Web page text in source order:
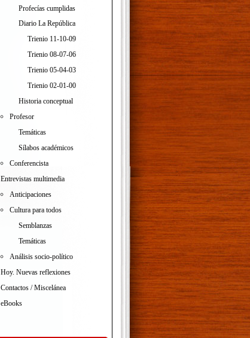
Profecías cumplidas
Diario La República
Trienio 11-10-09
Trienio 08-07-06
Trienio 05-04-03
Trienio 02-01-00
Historia conceptual
Profesor
Temáticas
Sílabos académicos
Conferencista
Entrevistas multimedia
Anticipaciones
Cultura para todos
Semblanzas
Temáticas
Análisis socio-político
Hoy. Nuevas reflexiones
Contactos / Miscelánea
eBooks